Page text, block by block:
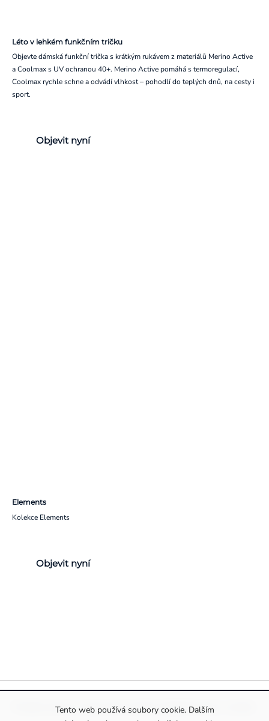
Tento web používá soubory cookie. Dalším
Léto v lehkém funkčním tričku
Objevte dámská funkční trička s krátkým rukávem z materiálů Merino Active
a Coolmax s UV ochranou 40+. Merino Active pomáhá s termoregulací,
Coolmax rychle schne a odvádí vlhkost – pohodlí do teplých dnů, na cesty i
sport.
Objevit nyní
Elements
Kolekce Elements
Objevit nyní
Pravidla ochrany a zpracování osobních údajůInformace o cookies